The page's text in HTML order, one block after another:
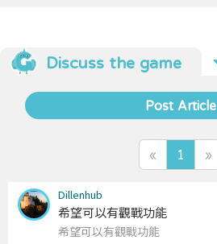
Discuss the game
Post Article
« 1 »
Dillenhub
希望可以有觀戰功能
希望可以有觀戰功能